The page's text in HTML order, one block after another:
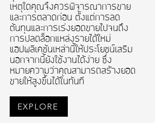
เหตุใดคุณจึงควรพิจารณาการขาย
และการตลาดก่อน ตั้งแต่การลด
ต้นทุนและการเร่งยอดขายไปจนถึง
การปลดล็อกแหล่งรายได้ใหม่
แอปพลิเคชันเหล่านี้ให้ประโยชน์เสริม
นอกจากนี้ยังใช้งานได้ง่าย ซึ่ง
หมายความว่าคุณสามารถสร้างยอด
ขายให้สูงขึ้นได้ในทันที
EXPLORE